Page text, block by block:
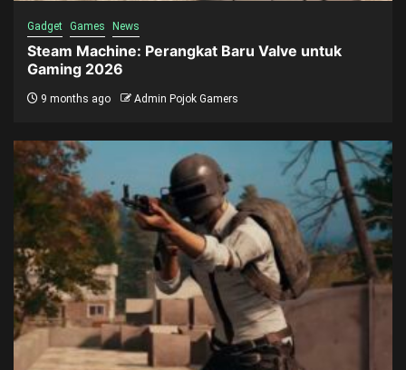
Gadget Games News
Steam Machine: Perangkat Baru Valve untuk
Gaming 2026
9 months ago Admin Pojok Gamers